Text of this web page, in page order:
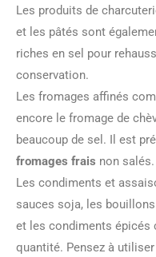
Les produits de
et les pâtés sont
riches en sel pour
conservation.
Les fromages affinés
encore le fromage de
beaucoup de sel. Il est
fromages frais non salés.
Les condiments et
sauces soja, les
et les condiments épicés
quantité. Pensez à